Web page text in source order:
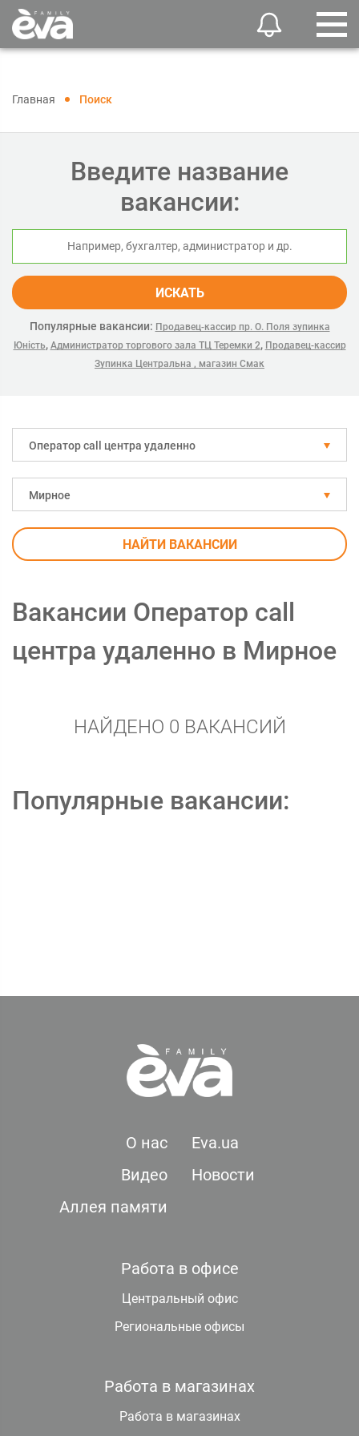
Главная Поиск
Введите название
вакансии:
ИСКАТЬ
Популярные вакансии: Продавец-кассир пр. О. Поля зупинка
Юність, Администратор торгового зала ТЦ Теремки 2, Продавец-кассир
Зупинка Центральна , магазин Смак
Оператор call центра удаленно
Мирное
НАЙТИ ВАКАНСИИ
Вакансии Оператор call
центра удаленно в Мирное
НАЙДЕНО 0 ВАКАНСИЙ
Популярные вакансии:
О нас
Eva.ua
Видео
Новости
Аллея памяти
Работа в офисе
Центральный офис
Региональные офисы
Работа в магазинах
Работа в магазинах